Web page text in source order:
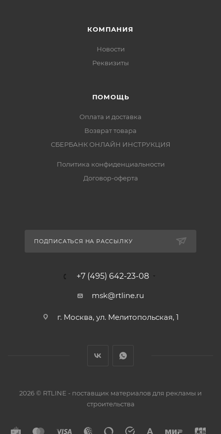
КОМПАНИЯ
Новости
Реквизиты
ПОМОЩЬ
Оплата и доставка
Возврат товара
СБЕРБАНК ОНЛАЙН ИНСТРУКЦИЯ
Политика конфиденциальности
Договор-оферта
ПОДПИСАТЬСЯ НА РАССЫЛКУ
+7 (495) 642-23-08
msk@rtline.ru
г. Москва, ул. Мелитопольская, 1
2026 © RTLINE - поставщик материалов для рекламы и
строительства